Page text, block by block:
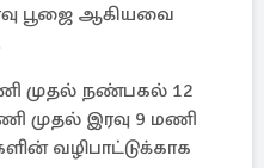
பூஜை ஆகியவை
முதல் நண்பகல் 12
முதல் இரவு 9 மணி
வழிபாட்டுக்காக